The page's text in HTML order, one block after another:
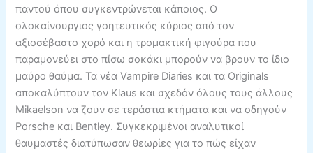
παντού όπου συγκεντρώνεται κάποιος. Ο
ολοκαίνουργιος γοητευτικός κύριος από τον
αξιοσέβαστο χορό και η τρομακτική φιγούρα που
παραμονεύει στο πίσω σοκάκι μπορούν να βρουν το ίδιο
μαύρο θαύμα. Τα νέα Vampire Diaries και τα Originals
αποκαλύπτουν τον Klaus και σχεδόν όλους τους άλλους
Mikaelson να ζουν σε τεράστια κτήματα και να οδηγούν
Porsche και Bentley. Συγκεκριμένοι αναλυτικοί
θαυμαστές διατύπωσαν θεωρίες για το πώς είχαν